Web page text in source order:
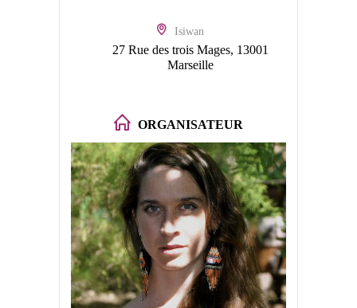
Isiwan
27 Rue des trois Mages, 13001
Marseille
ORGANISATEUR